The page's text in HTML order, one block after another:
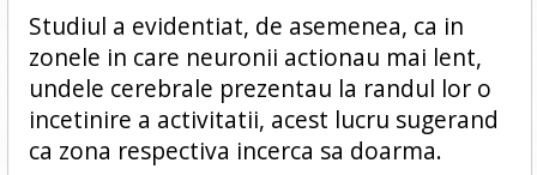
Studiul a evidentiat, de asemenea, ca in
zonele in care neuronii actionau mai lent,
undele cerebrale prezentau la randul lor o
incetinire a activitatii, acest lucru sugerand
ca zona respectiva incerca sa doarma.